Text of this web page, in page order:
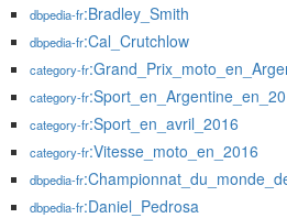
dbpedia-fr:Bradley_Smith
dbpedia-fr:Cal_Crutchlow
category-fr
category-fr
category-fr:Sport_en_avril_2016
category-fr:Vitesse_moto_en_2016
dbpedia-fr
dbpedia-fr:Daniel_Pedrosa